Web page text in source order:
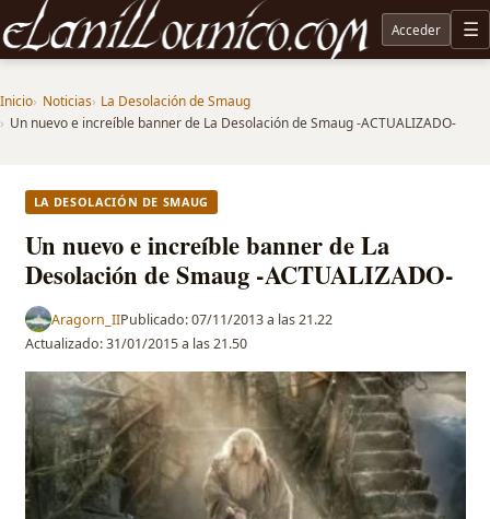
Noticias sobre Tolkien: El Señor de los Anillos, Los Anillos de Poder, La Caza de Gollum, la
Acceder
Inicio Noticias La Desolación de Smaug
Un nuevo e increíble banner de La Desolación de Smaug -ACTUALIZADO-
LA DESOLACIÓN DE SMAUG
Un nuevo e increíble banner de La
Desolación de Smaug -ACTUALIZADO-
Aragorn_IIPublicado:07/11/2013 a las 21.22
Actualizado:31/01/2015 a las 21.50